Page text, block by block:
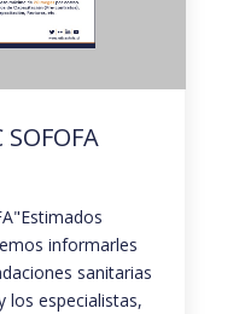
informarles
sanitarias
los especialistas,